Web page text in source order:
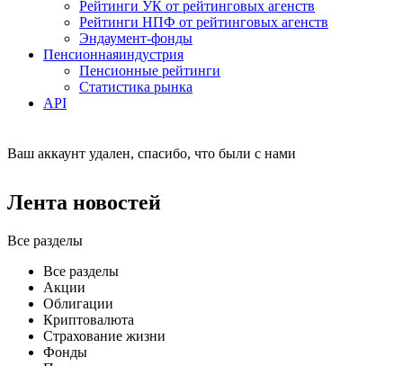
Рейтинги УК от рейтинговых агенств
Рейтинги НПФ от рейтинговых агенств
Эндаумент-фонды
Пенсионнаяиндустрия
Пенсионные рейтинги
Статистика рынка
API
Ваш аккаунт удален, спасибо, что были с нами
Лента новостей
Все разделы
Все разделы
Акции
Облигации
Криптовалюта
Страхование жизни
Фонды